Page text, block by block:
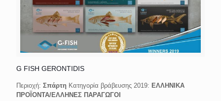
G FISH GERONTIDIS
Περιοχή: Σπάρτη Κατηγορία βράβευσης 2019: ΕΛΛΗΝΙΚΑ
ΠΡΟΪΟΝΤΑ/ΕΛΛΗΝΕΣ ΠΑΡΑΓΩΓΟΙ